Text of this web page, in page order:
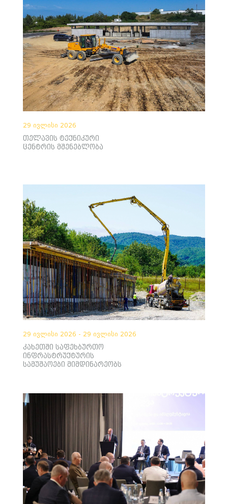
29 ივლისი 2026
თელავის ტექნიკური
ცენტრის მშენებლობა
29 ივლისი 2026 - 29 ივლისი 2026
კახეთში საფეხბურთო
ინფრასტრუქტურის
სამუშაოები მიმდინარეობს